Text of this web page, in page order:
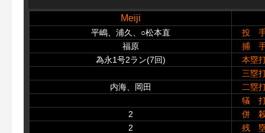
Meiji
平嶋、浦久、○松本直
投
福原
捕
為永1号2ラン(7回)
本塁
三塁
内海、岡田
二塁
犠
2
併
2
残